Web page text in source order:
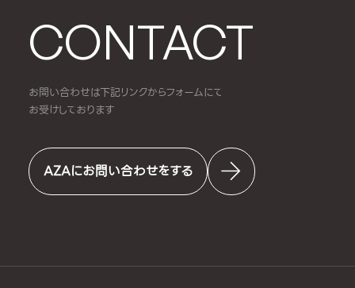
CONTACT
お問い合わせは下記リンクからフォームにて
お受けしております
AZAにお問い合わせをする